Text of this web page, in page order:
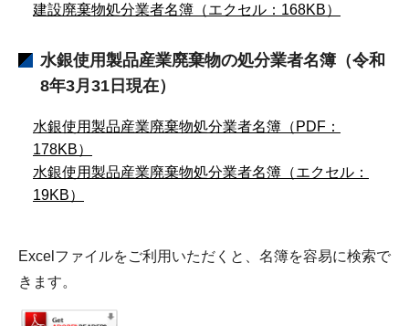
建設廃棄物処分業者名簿（エクセル：168KB）
水銀使用製品産業廃棄物の処分業者名簿（令和
8年3月31日現在）
水銀使用製品産業廃棄物処分業者名簿（PDF：
178KB）
水銀使用製品産業廃棄物処分業者名簿（エクセル：
19KB）
Excelファイルをご利用いただくと、名簿を容易に検索で
きます。